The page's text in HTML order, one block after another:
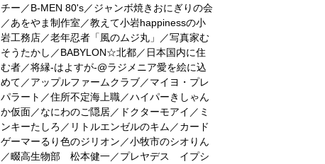
チー／B-MEN 80's／ジャンボ焼きおにぎりの会
／あをやま制作室／教えて小岩happinessの小
岩工務店／老年忍者「風のムジ丸」／写真家む
そうたかし／BABYLON☆北都／日本国内に住
む者／将縁-はよすが-@ラジメニア愛を絵に込
めて／アップルファームクラブ／マイヨ・プレ
パラート／住所不定海上職／ハイパーきしゃん
か仮面／なにわのご隠居／ドクターモアイ／ミ
ンキーたしろ／リトルエンゼルのキム／カード
ゲーマーるり色のジリオン／小牧市のシオりん
／畷高生物部 松本健一／プレヤデス イプシ